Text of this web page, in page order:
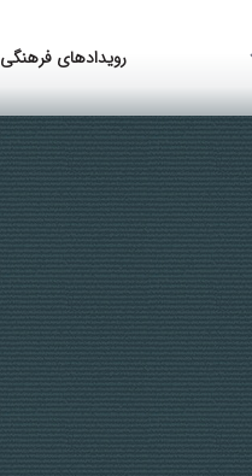
رویدادهای فرهنگی